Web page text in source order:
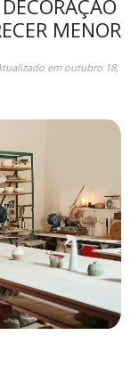
MENOR
emoutubro 18,